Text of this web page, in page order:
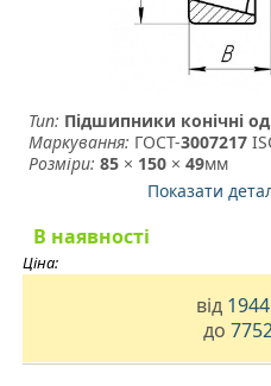
Тип: Підшипники конічні
Маркування: ГОСТ-3007217
Розміри: 85 × 150 ×49мм
Показати
В наявності
Ціна:
від
до